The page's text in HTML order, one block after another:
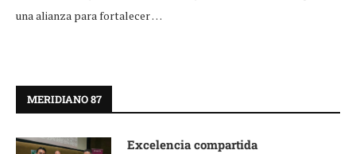
una alianza para fortalecer …
MERIDIANO 87
Excelencia compartida